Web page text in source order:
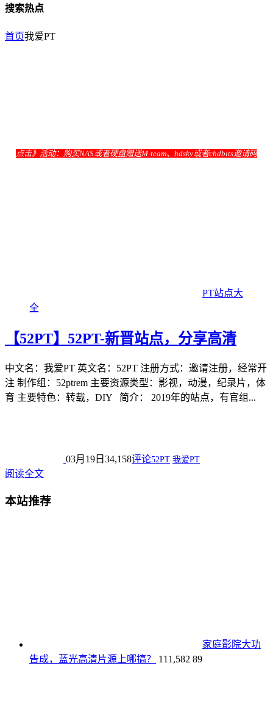
搜索热点
首页我爱PT
点击》 活动：购买NAS或者硬盘赠送M-team、hdsky或者chdbits邀请码
PT站点大
全
【52PT】52PT-新晋站点，分享高清
中文名：我爱PT 英文名：52PT 注册方式：邀请注册，经常开
注 制作组：52ptrem 主要资源类型：影视，动漫，纪录片，体
育 主要特色：转载，DIY 简介： 2019年的站点，有官组...
03月19日 34,158评论52PT 我爱PT
阅读全文
本站推荐
家庭影院大功
告成，蓝光高清片源上哪搞？
111,582 89